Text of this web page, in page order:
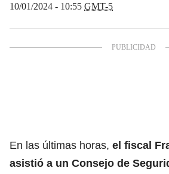
10/01/2024 - 10:55 GMT-5
En las últimas horas, el fiscal
asistió a un Consejo de